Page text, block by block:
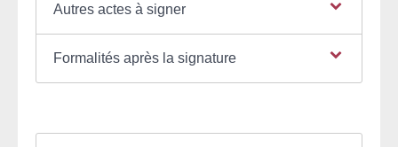
Autres actes à signer
Formalités après la signature